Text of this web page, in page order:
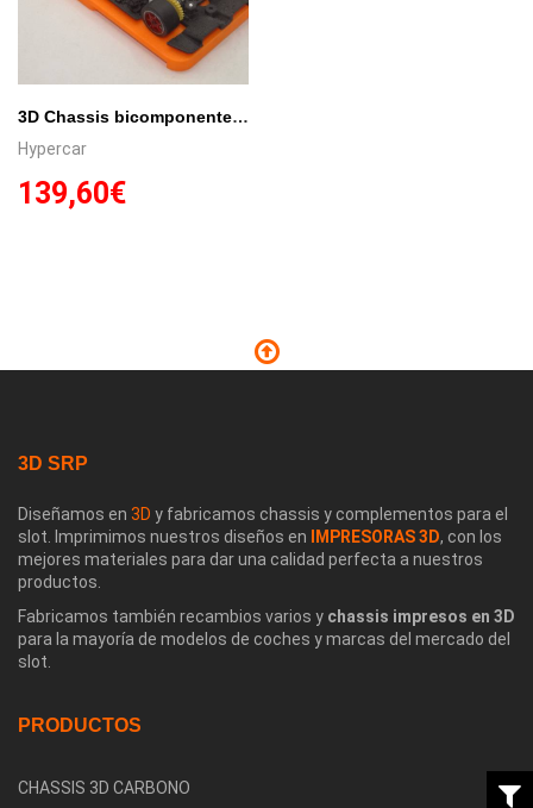
3D Chassis bicomponente preparados RTR, para carrocerías Hypercar SCA.
Hypercar
139,60€
3D SRP
Diseñamos en 3D y fabricamos chassis y complementos para el
slot. Imprimimos nuestros diseños en
IMPRESORAS 3D, con los
mejores materiales para dar una calidad perfecta a nuestros
productos.
Fabricamos también recambios varios y chassis impresos en 3D
para la mayoría de modelos de coches y marcas del mercado del
slot.
PRODUCTOS
CHASSIS 3D CARBONO